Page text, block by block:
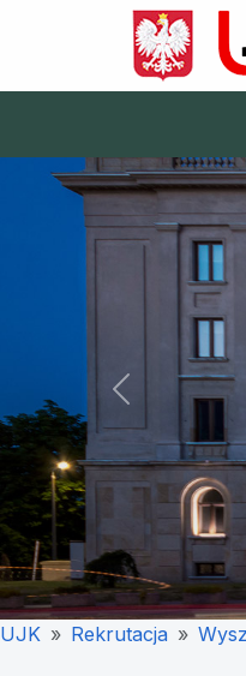
Previous
UJK Rekrutacja